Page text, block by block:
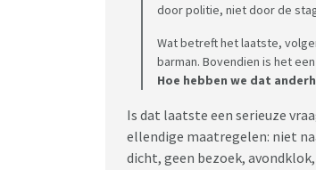
door politie, niet door de
Wat betreft het laatste,
barman. Bovendien is het
Hoe hebben we dat
Is dat laatste een serieuze
ellendige maatregelen: niet
dicht, geen bezoek,